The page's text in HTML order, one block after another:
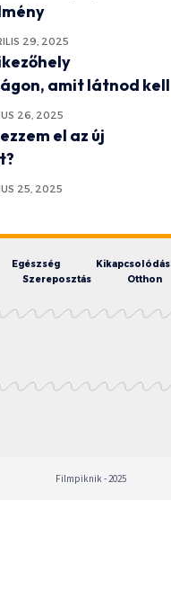
29, 2025
amit látnod kell
26, 2025
el az új
25, 2025
Egészség Kikapcsolódás
Szereposztás Otthon
Filmpiknik - 2025